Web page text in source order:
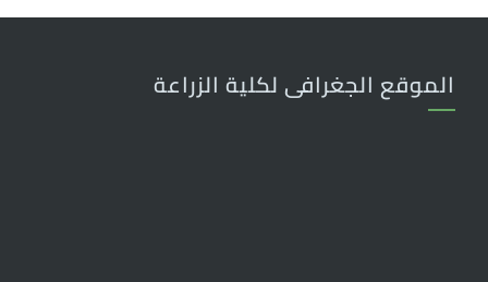
الموقع الجغرافى لكلية الزراعة